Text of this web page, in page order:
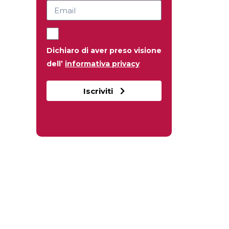
Dichiaro di aver preso visione
dell’ informativa privacy
Iscriviti